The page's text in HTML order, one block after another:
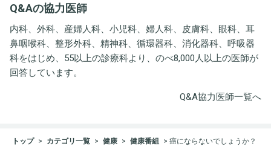
Q&Aの協力医師
内科、外科、産婦人科、小児科、婦人科、皮膚科、眼科、耳
鼻咽喉科、整形外科、精神科、循環器科、消化器科、呼吸器
科をはじめ、55以上の診療科より、のべ8,000人以上の医師が
回答しています。
Q&A協力医師一覧へ
トップ カテゴリ一覧 健康 健康番組 癌にならないでしょうか？